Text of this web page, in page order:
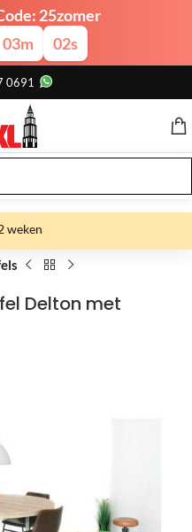
25zomer
03m 02s
0691
weken
fabriek
Delton met